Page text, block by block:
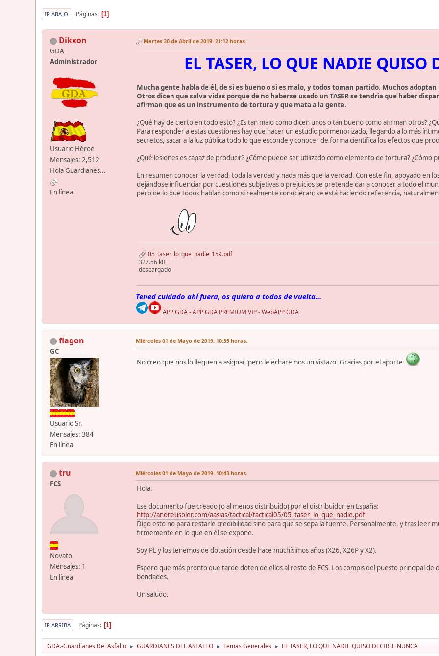
IR ABAJO Páginas 1
Dikxon
GDA
Administrador
Usuario Héroe
Mensajes: 2,512
Hola Guardianes...
En línea
Martes 30 de Abril de 2019. 21:12 horas.
EL TASER, LO QUE NADIE QUISO
Mucha gente habla de él, de si es bueno o si es malo, y todos toman partido. Muchos
Otros dicen que salva vidas porque de no haberse usado un TASER se tendría que haber
afirman que es un instrumento de tortura y que mata a la gente.
¿Qué hay de cierto en todo esto? ¿Es tan malo como dicen unos o tan bueno como afirman otros?
Para responder a estas cuestiones hay que hacer un estudio pormenorizado, llegando a lo más
secretos, sacar a la luz pública todo lo que esconde y conocer de forma científica los efectos que
¿Qué lesiones es capaz de producir? ¿Cómo puede ser utilizado como elemento de tortura? ¿Cómo
En resumen conocer la verdad, toda la verdad y nada más que la verdad. Con este fin, apoyado en
dejándose influenciar por cuestiones subjetivas o prejuicios se pretende dar a conocer a todo el
pero de lo que todos hablan como si realmente conocieran; se está haciendo referencia,
05_taser_lo_que_nadie_159.pdf
327.56 kB
descargado
Tened cuidado ahí fuera, os quiero a todos de vuelta...
APP GDA-APP GDA PREMIUM VIP-WebAPP GDA
flagon
GC
Usuario Sr.
Mensajes: 384
En línea
Miércoles 01 de Mayo de 2019. 10:35 horas.
No creo que nos lo lleguen a asignar, pero le echaremos un vistazo. Gracias por el aporte
tru
FCS
Novato
Mensajes: 1
En línea
Miércoles 01 de Mayo de 2019. 10:43 horas.
Hola.
Ese documento fue creado (o al menos distribuido) por el distribuidor en España:
http://andreusoler.com/aasias/tactical/tactical05/05_taser_lo_que_nadie.pdf
Digo esto no para restarle credibilidad sino para que se sepa la fuente. Personalmente, y tras leer
firmemente en lo que en él se expone.
Soy PL y los tenemos de dotación desde hace muchísimos años (X26, X26P y X2).
Espero que más pronto que tarde doten de ellos al resto de FCS. Los compis del puesto principal
bondades.
Un saludo.
IR ARRIBA Páginas 1
GDA.-Guardianes Del Asfalto ► GUARDIANES DEL ASFALTO ► Temas Generales ► EL TASER, LO QUE NADIE QUISO DECIRLE NUNCA